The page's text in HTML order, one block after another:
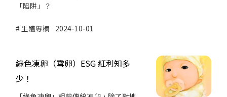
「陷阱」？
生殖專欄 2024-10-01
綠色凍卵（雪卵）ESG 紅利知多
少！